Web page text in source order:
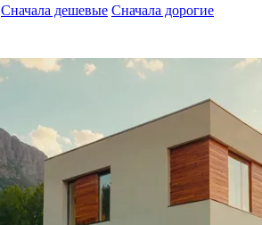
Сначала дешевые Сначала дорогие